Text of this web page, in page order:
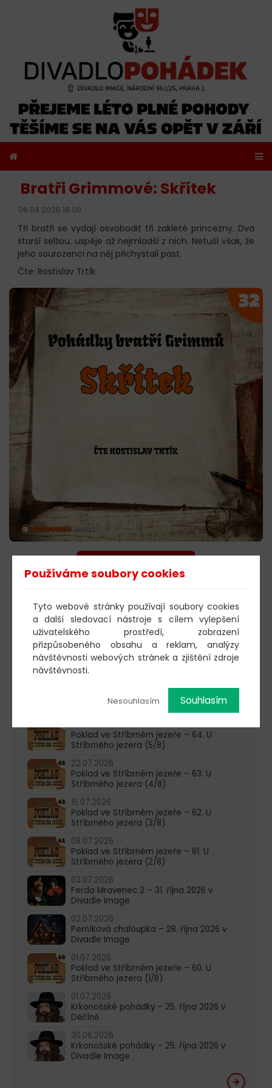
Bratři Grimmové: Skřítek
06.04.2025 18:00
Tři bratři se vydají osvobodit tři zakleté princezny. Dva
starší selžou, uspěje až nejmladší z nich. Netuší však, že
jeho sourozenci na něj přichystali past.
Čte: Rostislav Trtík
POSLECHNOUT
603 805 271
pondělí-čtvrtek: 10:00-16:00
AKTUALITY
Poklad ve Stříbrném jezeře – 65. U
Stříbrného jezera (6/8)
Poklad ve Stříbrném jezeře – 64. U
Stříbrného jezera (5/8)
22.07.2026
Poklad ve Stříbrném jezeře – 63. U
Stříbrného jezera (4/8)
15.07.2026
Poklad ve Stříbrném jezeře – 62. U
Stříbrného jezera (3/8)
08.07.2026
Poklad ve Stříbrném jezeře – 61. U
Stříbrného jezera (2/8)
03.07.2026
Ferda Mravenec 2 – 31. října 2026 v
Divadle Image
02.07.2026
Perníková chaloupka – 28. října 2026 v
Divadle Image
01.07.2026
Poklad ve Stříbrném jezeře – 60. U
Stříbrného jezera (1/8)
01.07.2026
Krkonošské pohádky – 25. října 2026 v
Děčíně
30.06.2026
Krkonošské pohádky – 25. října 2026 v
Divadle Image
Používáme soubory cookies
Tyto webové stránky používají soubory cookies
a další sledovací nástroje s cílem vylepšení
uživatelského prostředí, zobrazení
přizpůsobeného obsahu a reklam, analýzy
návštěvnosti webových stránek a zjištění zdroje
návštěvnosti.
Nesouhlasím Souhlasím